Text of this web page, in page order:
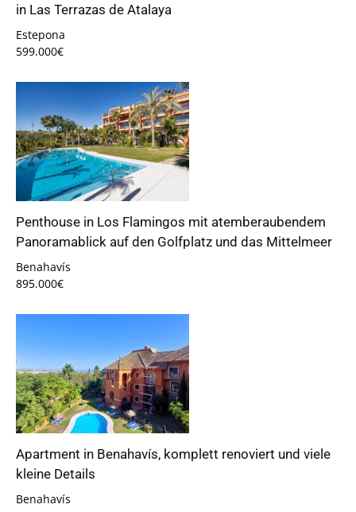
in Las Terrazas de Atalaya
Estepona
599.000€
Penthouse in Los Flamingos mit atemberaubendem
Panoramablick auf den Golfplatz und das Mittelmeer
Benahavís
895.000€
Apartment in Benahavís, komplett renoviert und viele
kleine Details
Benahavís